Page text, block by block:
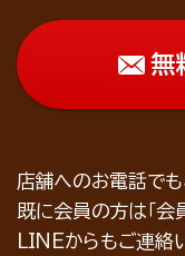
無
店舗へのお電話でも
既に会員の方は「会
LINEからもご連絡